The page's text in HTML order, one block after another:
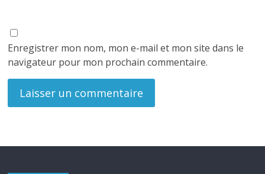
Enregistrer mon nom, mon e-mail et mon site dans le
navigateur pour mon prochain commentaire.